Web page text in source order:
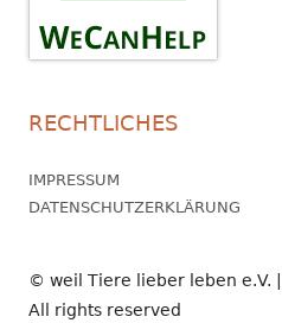
RECHTLICHES
IMPRESSUM
DATENSCHUTZERKLÄRUNG
© weil Tiere lieber leben e.V.
All rights reserved